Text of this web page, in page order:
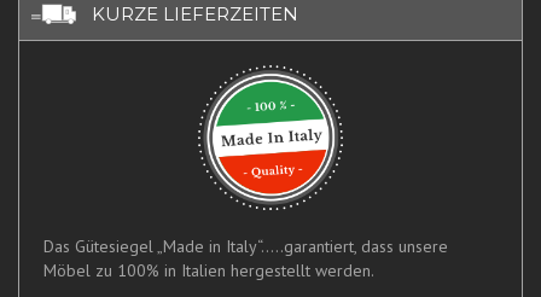
KURZE LIEFERZEITEN
Das Gütesiegel „Made in Italy“.....garantiert, dass unsere
Möbel zu 100% in Italien hergestellt werden.